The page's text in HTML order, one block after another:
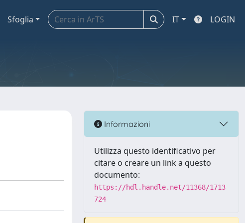
Sfoglia IT LOGIN
Informazioni
Utilizza questo identificativo per
citare o creare un link a questo
documento:
https://hdl.handle.net/11368/1713
724